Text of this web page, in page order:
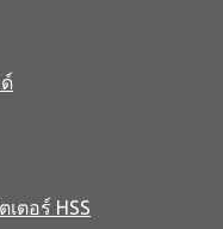
ตอร์ HSS